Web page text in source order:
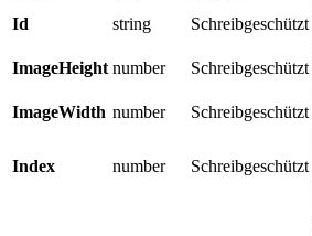
Id
string Schreibgeschützt
ImageHeight number Schreibgeschützt
ImageWidth number Schreibgeschützt
Index number Schreibgeschützt